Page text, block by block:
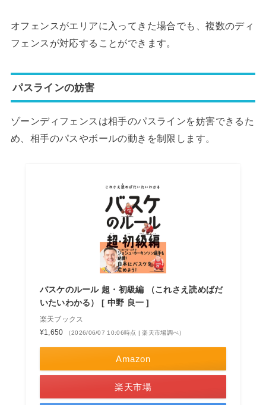
オフェンスがエリアに入ってきた場合でも、複数のディ
フェンスが対応することができます。
パスラインの妨害
ゾーンディフェンスは相手のパスラインを妨害できるた
め、相手のパスやボールの動きを制限します。
バスケのルール 超・初級編 （これさえ読めばだ
いたいわかる） [ 中野 良一 ]
楽天ブックス
¥1,650
（2026/06/07 10:06時点 | 楽天市場調べ）
Amazon
楽天市場